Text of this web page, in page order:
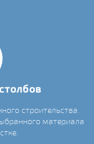
строительства.
материала